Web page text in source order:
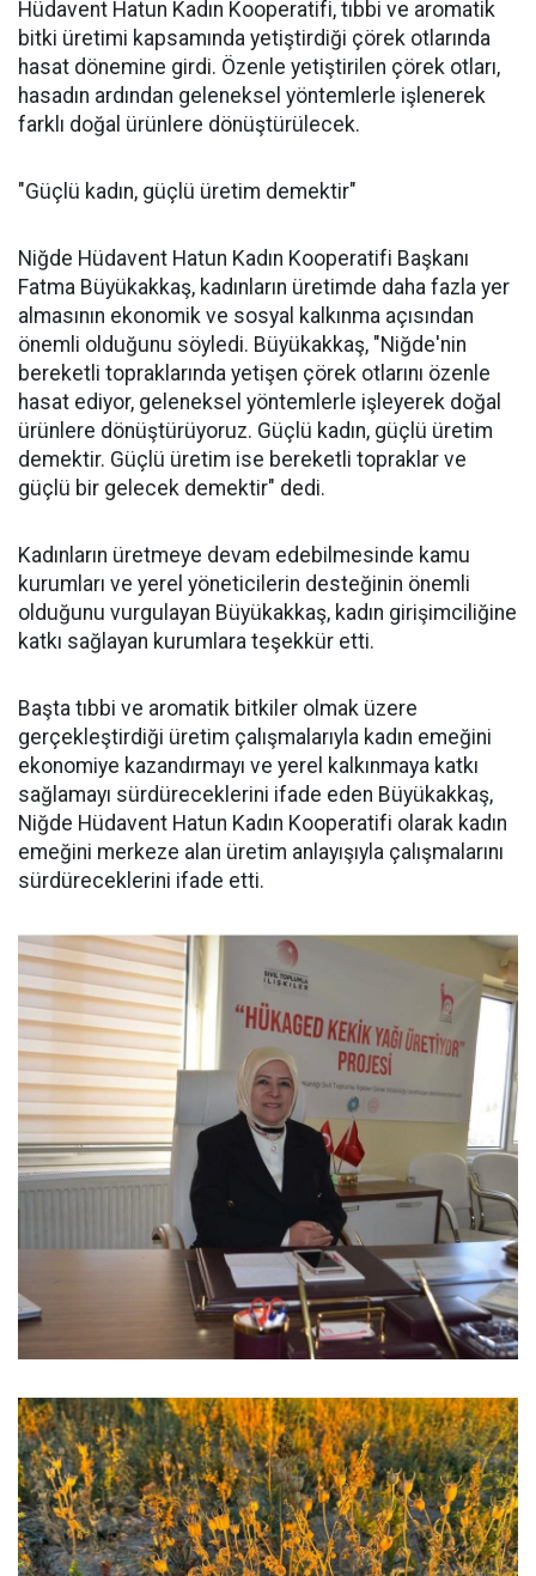
Hüdavent Hatun Kadın Kooperatifi, tıbbi ve aromatik
bitki üretimi kapsamında yetiştirdiği çörek otlarında
hasat dönemine girdi. Özenle yetiştirilen çörek otları,
hasadın ardından geleneksel yöntemlerle işlenerek
farklı doğal ürünlere dönüştürülecek.
"Güçlü kadın, güçlü üretim demektir"
Niğde Hüdavent Hatun Kadın Kooperatifi Başkanı
Fatma Büyükakkaş, kadınların üretimde daha fazla yer
almasının ekonomik ve sosyal kalkınma açısından
önemli olduğunu söyledi. Büyükakkaş, "Niğde'nin
bereketli topraklarında yetişen çörek otlarını özenle
hasat ediyor, geleneksel yöntemlerle işleyerek doğal
ürünlere dönüştürüyoruz. Güçlü kadın, güçlü üretim
demektir. Güçlü üretim ise bereketli topraklar ve
güçlü bir gelecek demektir" dedi.
Kadınların üretmeye devam edebilmesinde kamu
kurumları ve yerel yöneticilerin desteğinin önemli
olduğunu vurgulayan Büyükakkaş, kadın girişimciliğine
katkı sağlayan kurumlara teşekkür etti.
Başta tıbbi ve aromatik bitkiler olmak üzere
gerçekleştirdiği üretim çalışmalarıyla kadın emeğini
ekonomiye kazandırmayı ve yerel kalkınmaya katkı
sağlamayı sürdüreceklerini ifade eden Büyükakkaş,
Niğde Hüdavent Hatun Kadın Kooperatifi olarak kadın
emeğini merkeze alan üretim anlayışıyla çalışmalarını
sürdüreceklerini ifade etti.